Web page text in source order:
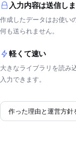
入力内容は送信し
作成したデータはお使い
何も送られません。
軽くて速い
大きなライブラリを読み
入力できます。
作った理由と運営方針